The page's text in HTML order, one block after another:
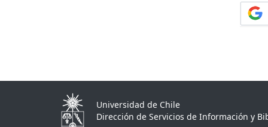
Universidad de Chile
Dirección de Servicios de Información y